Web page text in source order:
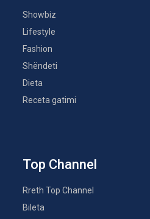
Showbiz
Lifestyle
Fashion
Shëndeti
Dieta
Receta gatimi
Top Channel
Rreth Top Channel
Bileta